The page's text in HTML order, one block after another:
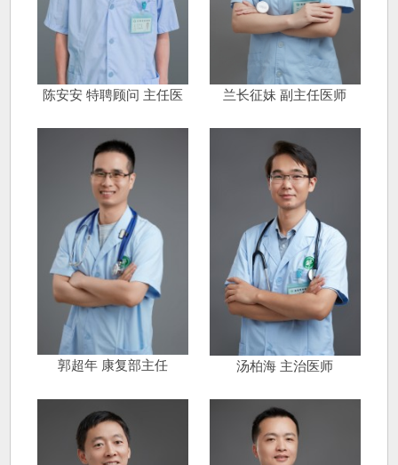
陈安安 特聘顾问 主任医
兰长征妹 副主任医师
郭超年 康复部主任 汤柏海 主治医师